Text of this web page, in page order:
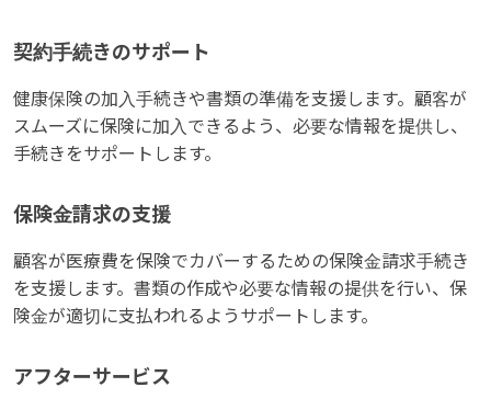
契約手続きのサポート
健康保険の加入手続きや書類の準備を支援します。顧客が
スムーズに保険に加入できるよう、必要な情報を提供し、
手続きをサポートします。
保険金請求の支援
顧客が医療費を保険でカバーするための保険金請求手続き
を支援します。書類の作成や必要な情報の提供を行い、保
険金が適切に支払われるようサポートします。
アフターサービス